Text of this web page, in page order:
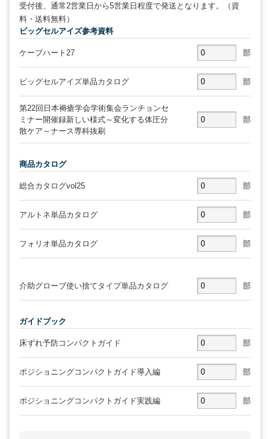
受付後、通常2営業日から5営業日程度で発送となります。（資
料・送料無料）
ビッグセルアイズ参考資料
ケープハート27 部
ビッグセルアイズ単品カタログ 部
第22回日本褥瘡学会学術集会ランチョンセ
ミナー開催録新しい様式～変化する体圧分
散ケア～ナース専科抜刷
部
商品カタログ
総合カタログvol25 部
アルトネ単品カタログ 部
フォリオ単品カタログ 部
介助グローブ使い捨てタイプ単品カタログ 部
ガイドブック
床ずれ予防コンパクトガイド 部
ポジショニングコンパクトガイド導入編 部
ポジショニングコンパクトガイド実践編 部